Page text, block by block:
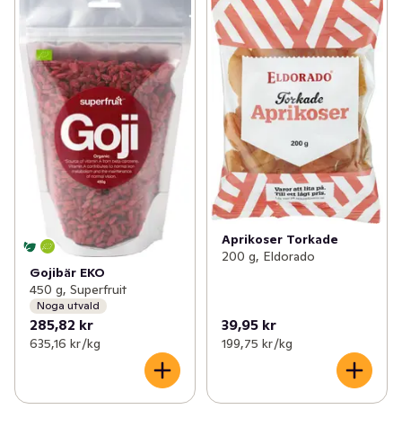
Gojibär EKO
450 g, Superfruit
Noga utvald
285,82 kr
635,16 kr /kg
Aprikoser Torkade
200 g, Eldorado
39,95 kr
199,75 kr /kg